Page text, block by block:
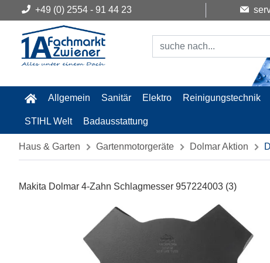
+49 (0) 2554 - 91 44 23
Allgemein Sanitär Elektro Reinigungstechnik
STIHL Welt Badausstattung
Haus & Garten Gartenmotorgeräte Dolmar Aktion
Makita Dolmar 4-Zahn Schlagmesser 957224003 (3)